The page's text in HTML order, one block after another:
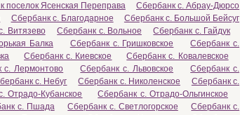
поселок Ясенская Переправа
Сбербанк с. Абрау-Дюрсо
Сбербанк с. Благодарное
Сбербанк с. Большой Бейсуг
Витязево Сбербанк с. Вольное
Сбербанк с. Гайдук
Балка Сбербанк с. Гришковское
Сбербанк с.
Сбербанк с. Киевское
Сбербанк с. Ковалевское
с. Лермонтово Сбербанк с. Львовское
Сбербанк с.
с. Небуг Сбербанк с. Николенское
Сбербанк с.
Отрадо-Кубанское
Сбербанк с. Отрадо-Ольгинское
с. Пшада Сбербанк с. Светлогорское
Сбербанк с.